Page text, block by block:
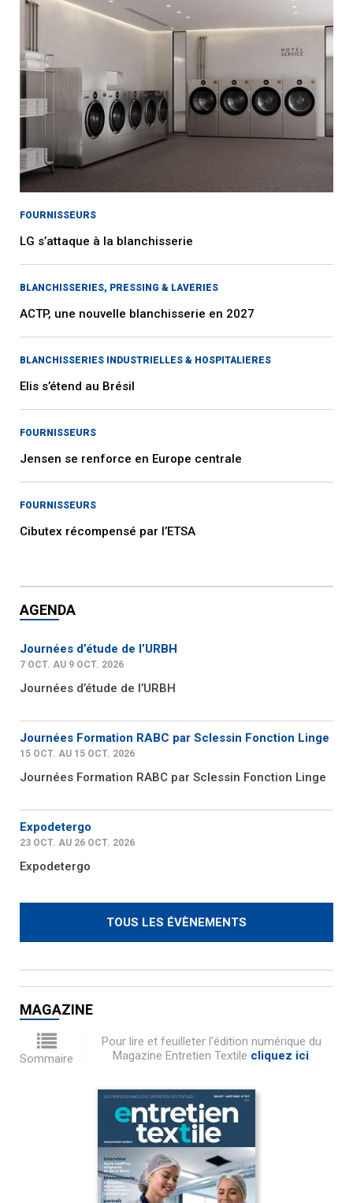
FOURNISSEURS
LG s’attaque à la blanchisserie
BLANCHISSERIES, PRESSING & LAVERIES
ACTP, une nouvelle blanchisserie en 2027
BLANCHISSERIES INDUSTRIELLES & HOSPITALIERES
Elis s’étend au Brésil
FOURNISSEURS
Jensen se renforce en Europe centrale
FOURNISSEURS
Cibutex récompensé par l’ETSA
AGENDA
Journées d’étude de l’URBH
7 OCT. AU 9 OCT. 2026
Journées d’étude de l’URBH
Journées Formation RABC par Sclessin Fonction Linge
15 OCT. AU 15 OCT. 2026
Journées Formation RABC par Sclessin Fonction Linge
Expodetergo
23 OCT. AU 26 OCT. 2026
Expodetergo
TOUS LES ÉVÈNEMENTS
MAGAZINE
Sommaire
Pour lire et feuilleter l'édition numérique du
Magazine Entretien Textile cliquez ici.